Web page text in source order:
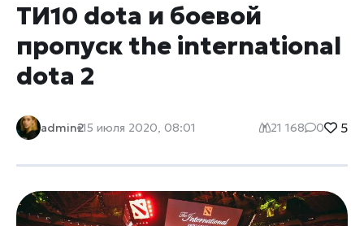
ТИ10 dota и боевой
пропуск the international
dota 2
admin215 июля 2020, 08:01 21 168 0 5